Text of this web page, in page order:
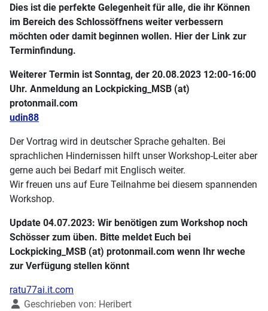
Dies ist die perfekte Gelegenheit für alle, die ihr Können
im Bereich des Schlossöffnens weiter verbessern
möchten oder damit beginnen wollen. Hier der Link zur
Terminfindung.
Weiterer Termin ist Sonntag, der 20.08.2023 12:00-16:00
Uhr. Anmeldung an Lockpicking_MSB (at)
protonmail.com
udin88
Der Vortrag wird in deutscher Sprache gehalten. Bei
sprachlichen Hindernissen hilft unser Workshop-Leiter aber
gerne auch bei Bedarf mit Englisch weiter.
Wir freuen uns auf Eure Teilnahme bei diesem spannenden
Workshop.
Update 04.07.2023: Wir benötigen zum Workshop noch
Schösser zum üben. Bitte meldet Euch bei
Lockpicking_MSB (at) protonmail.com wenn Ihr weche
zur Verfügung stellen könnt
ratu77ai.it.com
DetailsGeschrieben von: Heribert